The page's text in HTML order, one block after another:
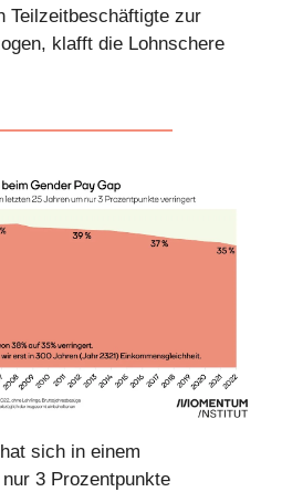
Teilzeitbeschäftigte zur
klafft die Lohnschere
sich in einem
3 Prozentpunkte